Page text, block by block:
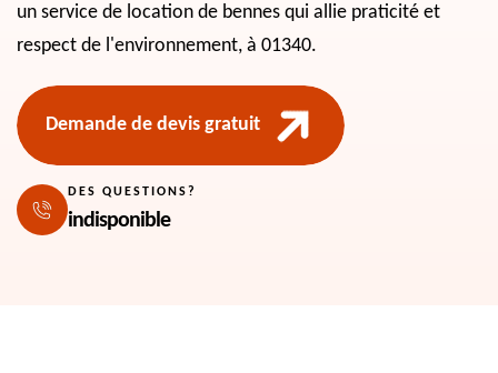
un service de location de bennes qui allie praticité et
respect de l'environnement, à 01340.
Demande de devis gratuit
DES QUESTIONS?
indisponible